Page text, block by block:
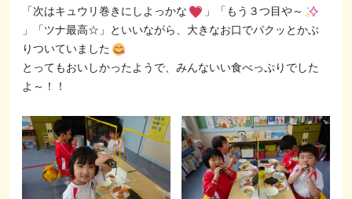
「次はキュウリ巻きにしよっかな
」「もう３つ目や～
」「ツナ最高☆」といいながら、大きなお口でパクッとかぶ
りついていました
とってもおいしかったようで、みんないい食べっぷりでした
よ～！！